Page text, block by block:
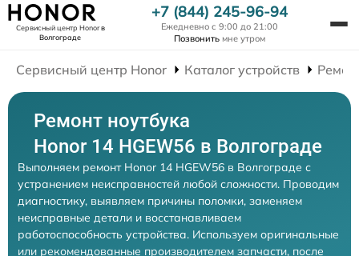
Сервисный центр Honorв
Волгограде
+7 (844) 245-96-94
Ежедневно с 9:00 до 21:00
Позвонить мне утром
Сервисный центр Honor Каталог устройств
Ремонт ноутбука
Honor 14 HGEW56 в Волгограде
Выполняем ремонт Honor 14 HGEW56 в Волгограде с
устранением неисправностей любой сложности. Проводим
диагностику, выявляем причины поломки, заменяем
неисправные детали и восстанавливаем
работоспособность устройства. Используем оригинальные
или рекомендованные производителем запчасти, после